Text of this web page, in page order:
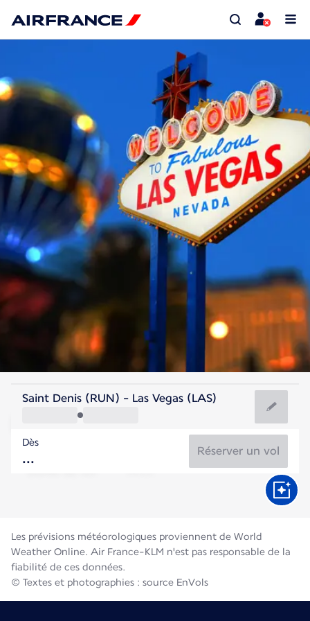
Etats-Unis
Las Vegas
Etats-Unis
Durée du vol
Saint Denis (RUN) - Las Vegas (LAS)
Dès
Réserver un vol
Les prévisions météorologiques proviennent de World
Weather Online. Air France-KLM n'est pas responsable de la
fiabilité de ces données.
© Textes et photographies : source EnVols